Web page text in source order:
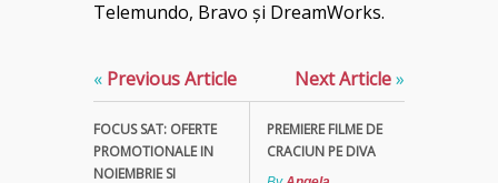
Telemundo, Bravo și DreamWorks.
« Previous Article
FOCUS SAT: OFERTE
PROMOTIONALE IN
NOIEMBRIE SI
Next Article»
PREMIERE FILME DE
CRACIUN PE DIVA